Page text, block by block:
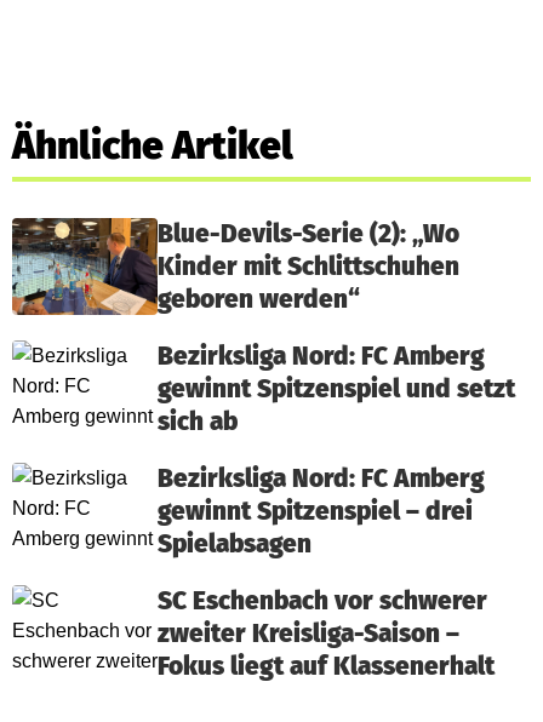
Ähnliche Artikel
Blue-Devils-Serie (2): „Wo
Kinder mit Schlittschuhen
geboren werden“
Bezirksliga Nord: FC Amberg
gewinnt Spitzenspiel und setzt
sich ab
Bezirksliga Nord: FC Amberg
gewinnt Spitzenspiel – drei
Spielabsagen
SC Eschenbach vor schwerer
zweiter Kreisliga-Saison –
Fokus liegt auf Klassenerhalt